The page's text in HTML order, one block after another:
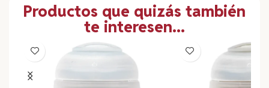
Productos que quizás también
te interesen...